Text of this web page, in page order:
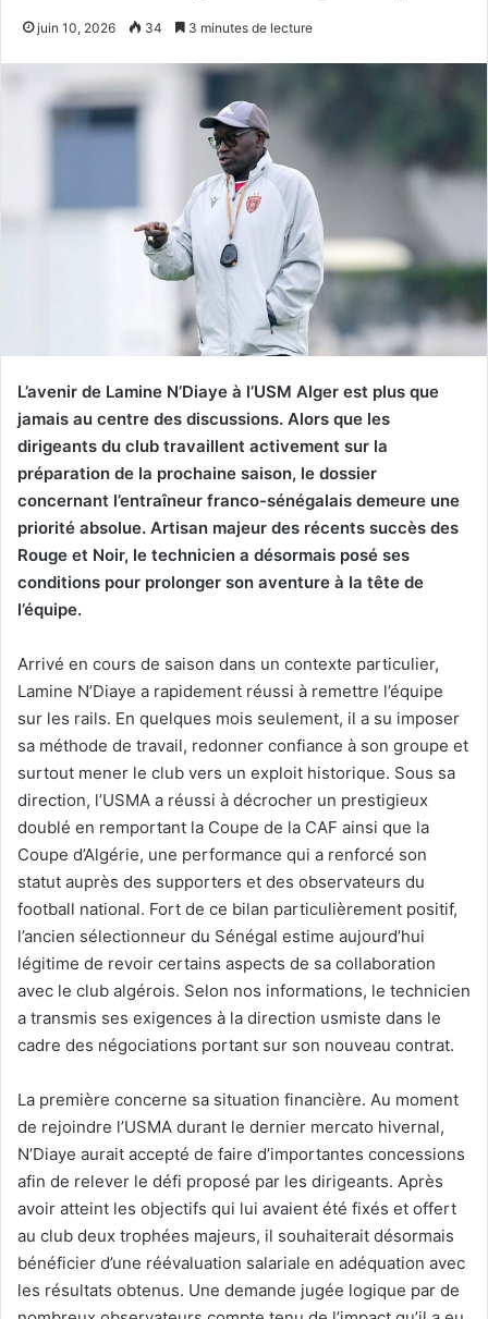
juin 10, 2026 34 3 minutes de lecture
L’avenir de Lamine N’Diaye à l’USM Alger est plus que
jamais au centre des discussions. Alors que les
dirigeants du club travaillent activement sur la
préparation de la prochaine saison, le dossier
concernant l’entraîneur franco-sénégalais demeure une
priorité absolue. Artisan majeur des récents succès des
Rouge et Noir, le technicien a désormais posé ses
conditions pour prolonger son aventure à la tête de
l’équipe.
Arrivé en cours de saison dans un contexte particulier,
Lamine N’Diaye a rapidement réussi à remettre l’équipe
sur les rails. En quelques mois seulement, il a su imposer
sa méthode de travail, redonner confiance à son groupe et
surtout mener le club vers un exploit historique. Sous sa
direction, l’USMA a réussi à décrocher un prestigieux
doublé en remportant la Coupe de la CAF ainsi que la
Coupe d’Algérie, une performance qui a renforcé son
statut auprès des supporters et des observateurs du
football national. Fort de ce bilan particulièrement positif,
l’ancien sélectionneur du Sénégal estime aujourd’hui
légitime de revoir certains aspects de sa collaboration
avec le club algérois. Selon nos informations, le technicien
a transmis ses exigences à la direction usmiste dans le
cadre des négociations portant sur son nouveau contrat.
La première concerne sa situation financière. Au moment
de rejoindre l’USMA durant le dernier mercato hivernal,
N’Diaye aurait accepté de faire d’importantes concessions
afin de relever le défi proposé par les dirigeants. Après
avoir atteint les objectifs qui lui avaient été fixés et offert
au club deux trophées majeurs, il souhaiterait désormais
bénéficier d’une réévaluation salariale en adéquation avec
les résultats obtenus. Une demande jugée logique par de